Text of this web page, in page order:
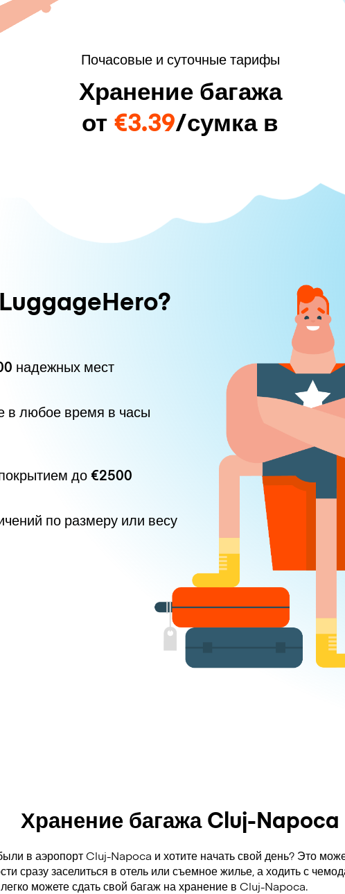
Почасовые и суточные тарифы
Хранение багажа
от €3.39/сумка в
надежных мест
в любое время в часы
до €2500
по размеру или весу
Хранение багажа Cluj-Napoca
в аэропорт Cluj-Napoca и хотите начать свой день? Это
сразу заселиться в отель или съемное жилье, а ходить с
можете сдать свой багаж на хранение в Cluj-Napoca.